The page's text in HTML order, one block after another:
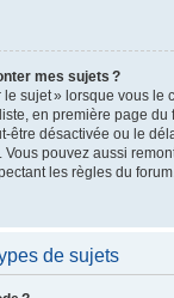
mes sujets ?
sujet » lorsque vous le
en première page du
être désactivée ou le
Vous pouvez aussi
les règles du
de sujets